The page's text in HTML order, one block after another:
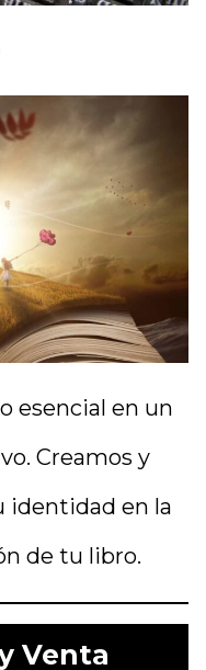
esencial en un
Creamos y
identidad en la
de tu libro.
Venta